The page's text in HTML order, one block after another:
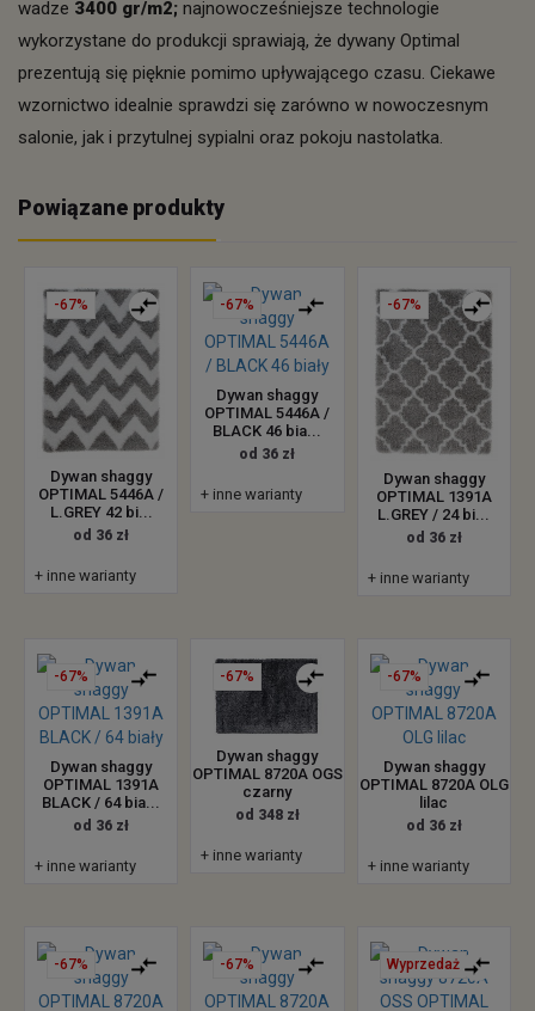
wadze 3400 gr/m2; najnowocześniejsze technologie
wykorzystane do produkcji sprawiają, że dywany Optimal
prezentują się pięknie pomimo upływającego czasu. Ciekawe
wzornictwo idealnie sprawdzi się zarówno w nowoczesnym
salonie, jak i przytulnej sypialni oraz pokoju nastolatka.
Powiązane produkty
-67%
Dywan shaggy
OPTIMAL 5446A /
L.GREY 42 bi...
od 36 zł
+ inne warianty
-67%
Dywan shaggy
OPTIMAL 5446A /
BLACK 46 bia...
od 36 zł
+ inne warianty
-67%
Dywan shaggy
OPTIMAL 1391A
L.GREY / 24 bi...
od 36 zł
+ inne warianty
-67%
Dywan shaggy
OPTIMAL 1391A
BLACK / 64 bia...
od 36 zł
+ inne warianty
-67%
Dywan shaggy
OPTIMAL 8720A OGS
czarny
od 348 zł
+ inne warianty
-67%
Dywan shaggy
OPTIMAL 8720A OLG
lilac
od 36 zł
+ inne warianty
-67% -67% Wyprzedaż